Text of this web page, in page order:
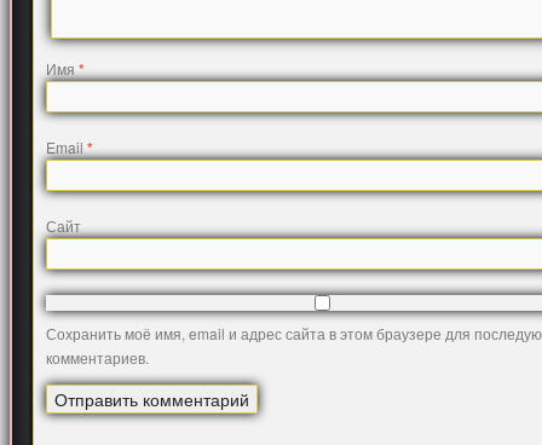
Имя*
Email*
Сайт
Сохранить моё имя, email и адрес сайта в этом браузере для
комментариев.